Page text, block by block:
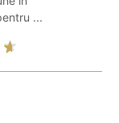
...